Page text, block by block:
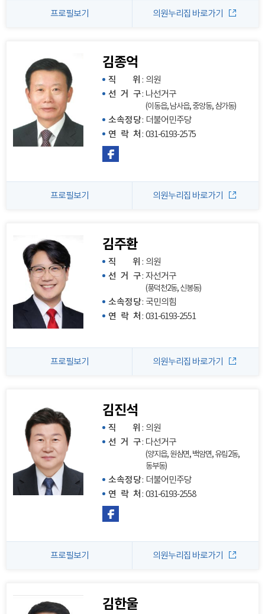
프로필보기 의원누리집 바로가기
김종억
직 위
: 의원
선 거 구: 나선거구
(이동읍, 남사읍, 중앙동, 삼가동)
소속정당: 더불어민주당
연 락 처 : 031-6193-2575
프로필보기 의원누리집 바로가기
김주환
직 위
: 의원
선 거 구: 자선거구
(풍덕천2동, 신봉동)
소속정당: 국민의힘
연 락 처 : 031-6193-2551
프로필보기 의원누리집 바로가기
김진석
직 위
: 의원
선 거 구: 다선거구
(양지읍, 원삼면, 백암면, 유림2동,
동부동)
소속정당: 더불어민주당
연 락 처 : 031-6193-2558
프로필보기 의원누리집 바로가기
김한울